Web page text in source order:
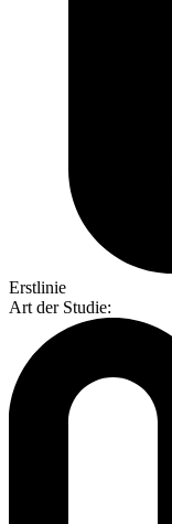
Erstlinie
Art der Studie: